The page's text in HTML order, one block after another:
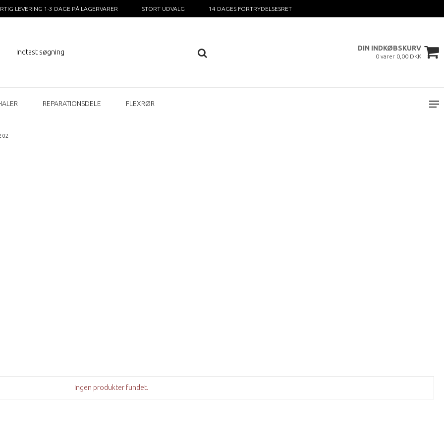
LEVERING 1-3 DAGE PÅ LAGERVARER STORT UDVALG 14 DAGES FORTRYDELSESRET
DIN INDKØBSKURV
0 varer 0,00 DKK
REPARATIONSDELE FLEXRØR
Ingen produkter fundet.